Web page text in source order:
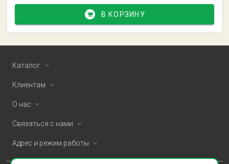
В КОРЗИНУ
Каталог
Клиентам
О нас
Связаться с нами
Адрес и режим работы